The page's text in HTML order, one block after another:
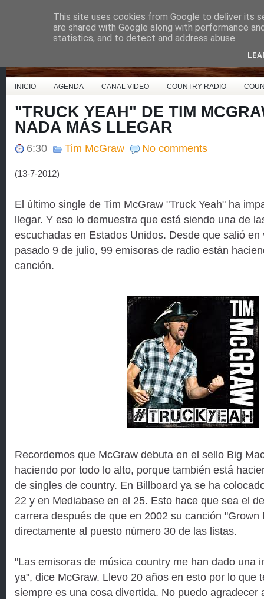
Country Music España
INICIO AGENDA CANAL VIDEO COUNTRY RADIO
"TRUCK YEAH" DE TIM
NADA MÁS LLEGAR
6:30 Tim McGraw No comments
(13-7-2012)
El último single de Tim McGraw "Truck Yeah" ha
llegar. Y eso lo demuestra que está siendo una de
escuchadas en Estados Unidos. Desde que salió
pasado 9 de julio, 99 emisoras de radio están
canción.
Recordemos que McGraw debuta en el sello Big
haciendo por todo lo alto, porque también está
de singles de country. En Billboard ya se ha
22 y en Mediabase en el 25. Esto hace que sea el
carrera después de que en 2002 su canción "Grown
directamente al puesto número 30 de las listas.
"Las emisoras de música country me han dado una
ya", dice McGraw. Llevo 20 años en esto por lo que
siempre es una cosa divertida. No puedo agradecer
This site uses cookies from Google to deliver its
are shared with Google along with performance
statistics, and to detect and address abuse.